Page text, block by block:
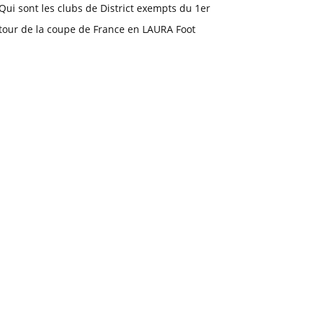
sont les clubs de District exempts du 1er
de la coupe de France en LAURA Foot